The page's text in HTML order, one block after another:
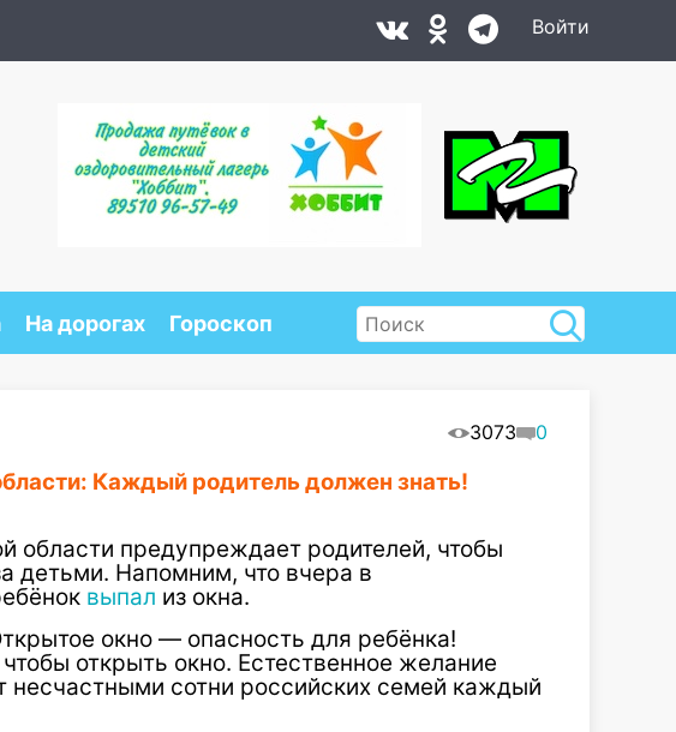
Войти
На дорогах Гороскоп
3073 0
Каждый родитель должен знать!
области предупреждает родителей, чтобы
детьми. Напомним, что вчера в
выпал из окна.
окно — опасность для ребёнка!
открыть окно. Естественное желание
несчастными сотни российских семей каждый